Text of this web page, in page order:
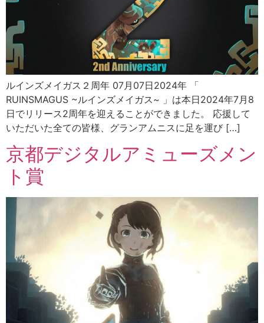
ルインズメイガス２周年 07月07日2024年 「
RUINSMAGUS ~ルインズメイガス~ 」は本日2024年7月8
日でリリース2周年を迎えることができました。 応援して
いただいた全ての皆様、グランアムニスに足を運び […]
京都デジタルアミューズメン
ト賞